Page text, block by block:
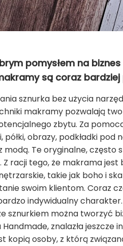
pomysłem na
są coraz
sznurka bez użycia
makramy pozwalają
zbytu. Za
półki, obrazy, podkładki
modą. Te oryginalne,
racji tego, że makrama
takie jak boho i
swoim klientom. Coraz
indywidualny
sznurkiem można tworzyć
znalazła
kopią osoby, z którą